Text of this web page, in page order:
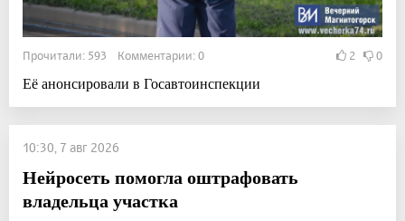
Прочитали: 593 Комментарии: 0 2 0
Её анонсировали в Госавтоинспекции
10:30, 7 авг 2026
Нейросеть помогла оштрафовать
владельца участка